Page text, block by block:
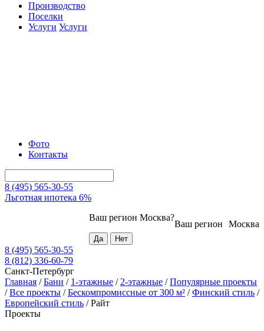
Производство
Поселки
Услуги Услуги
Фото
Контакты
8 (495) 565-30-55
Льготная ипотека 6%
Москва
Ваш регион
Ваш регион Москва?
8 (495) 565-30-55
8 (812) 336-60-79
Санкт-Петербург
Главная /Бани / 1-этажные / 2-этажные /Популярные проекты
/Все проекты /Бескомпромиссные от 300 м² /Финский стиль /
Европейский стиль /Райт
Проекты